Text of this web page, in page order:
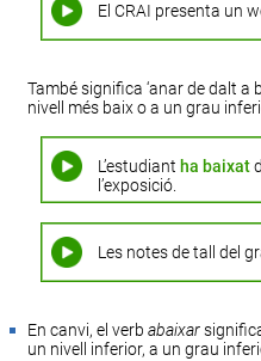
El CRAI presenta un
També significa ‘anar de dalt a
nivell més baix o a un grau
L’estudiant ha baixat
l’exposició.
Les notes de tall del
En canvi, el verb abaixar
un nivell inferior, a un grau